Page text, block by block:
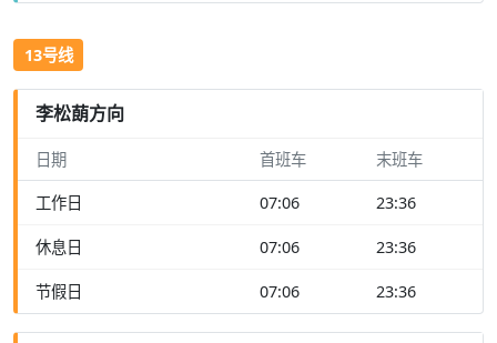
13号线
李松蓢方向
日期 首班车 末班车
工作日 07:06 23:36
休息日 07:06 23:36
节假日 07:06 23:36